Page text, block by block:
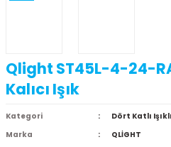
Qlight ST45L-4-24-
Kalıcı Işık
Kategori
Dört Katlı
Marka
QLİGHT